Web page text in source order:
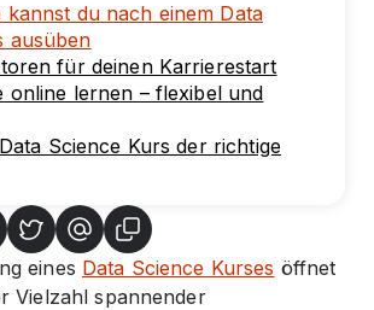
kannst du nach einem Data
ausüben
für deinen Karrierestart
online lernen – flexibel und
Science Kurs der richtige
eines Data Science Kurses öffnet
Vielzahl spannender